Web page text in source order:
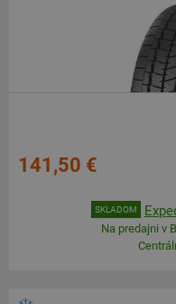
141,50 €
SKLADOM
Na predajni v